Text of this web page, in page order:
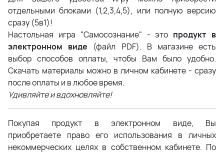
отдельными блоками (1,2,3,4,5), или полную версию
сразу (5в1)!
Настольная игра "Самосознание" - это продукт в
электронном виде (файл PDF). В магазине есть
выбор способов оплаты, чтобы Вам было удобно.
Скачать материалы можно в личном кабинете - сразу
после оплаты и в любое время.
Удивляйте и вдохновляйте!
Покупая продукт в электронном виде, Вы
приобретаете право его использования в личных
некоммерческих целях в собственном кабинете. По